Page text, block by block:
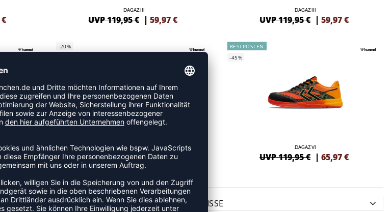
€
DAGAZ III
UVP 119,95 € | 59,97€
DAGAZ III
UVP 119,95 € | 59,97€
€
-20%
DAGAZ III JR
UVP 64,95 € | 51,85 €
RESTPOSTEN
-45%
DAGAZ VI
UVP 119,95 € | 65,97€